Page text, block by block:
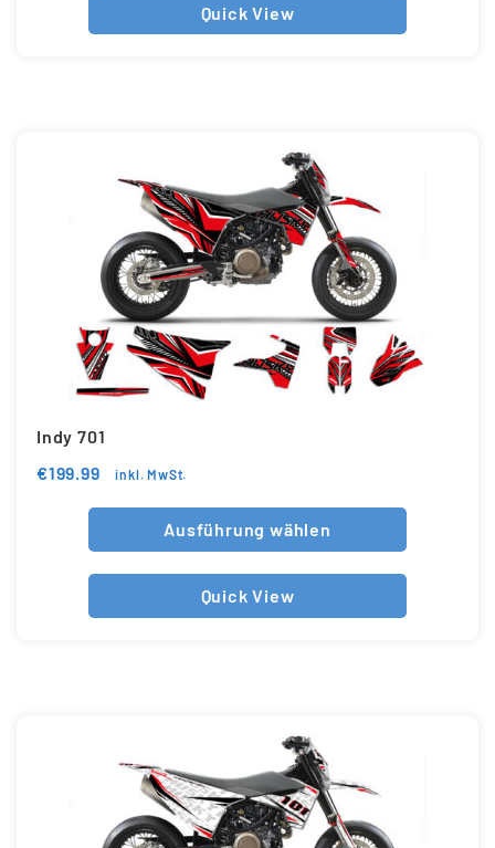
Quick View
Indy 701
€199.99 inkl. MwSt.
Ausführung wählen
Quick View